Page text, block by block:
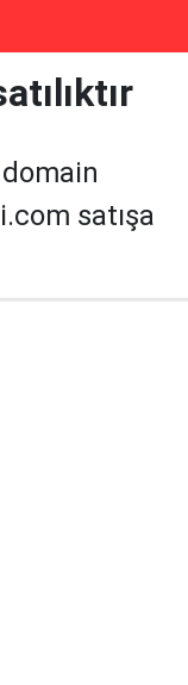
satışa